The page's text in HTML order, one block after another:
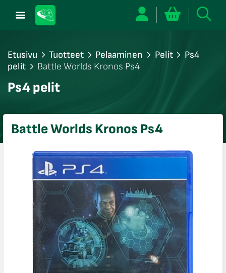
Etusivu Tuotteet Pelaaminen Pelit
Ps4
pelit
Battle Worlds Kronos Ps4
Ps4 pelit
Battle Worlds Kronos Ps4
sulje
sulje